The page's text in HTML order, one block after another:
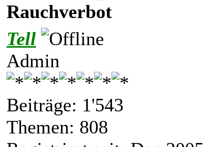
Rauchverbot
Tell
Admin
Beiträge: 1'543
Themen: 808